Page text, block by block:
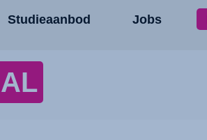
Studieaanbod Jobs